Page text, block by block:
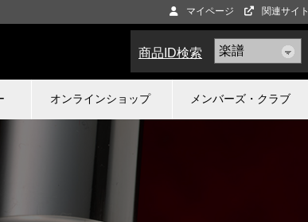
マイページ 関連サイト
商品ID検索
オンラインショップ メンバーズ・クラブ